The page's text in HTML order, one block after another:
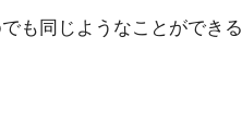
同じようなことができる